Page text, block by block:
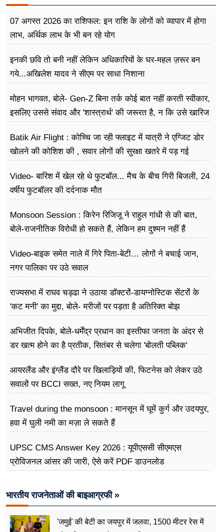
07 अगस्त 2026 का राशिफल: इन राशि के लोगों को व्यापार में होगा
लाभ, अर्थिक लाभ के भी बन रहे योग
इनकी छवि तो बनी नहीं लेकिन अधिकारियों के घर-महल ज़रूर बन
गये...अखिलेश यादव ने सीएम पर साधा​ निशाना
मोहन भागवत, बोले- Gen-Z बिना तर्क कोई बात नहीं करती स्वीकार,
इसलिए उससे संवाद और 'शास्त्रार्थ' की जरूरत है, न कि उसे खारिज
Batik Air Flight : कोच्चि जा रही फ्लाइट में यात्री ने एग्जिट डोर
खोलने की कोशिश की , सवार लोगों की सुरक्षा खतरे में पड़ गई
Video- बारिश में खेल रहे थे फुटबॉल... मैच के बीच गिरी बिजली, 24
वर्षीय फुटबॉलर की दर्दनाक मौत
Monsoon Session : किरेन रिजिजू ने राहुल गांधी से की बात,
बोले-राजनीतिक विरोधी हो सकते हैं, लेकिन हम दुश्मन नहीं हैं
Video-बाइक समेत नाले में गिरे पिता-बेटी… लोगों ने बचाई जान,
नगर पालिका पर उठे सवाल
राज्यसभा में राघव चड्ढा ने उठाया डॉक्टरों-डायग्नोस्टिक सेंटरों के
'कट मनी' का मुद्दा, बोले- मरीजों पर पड़ता है अ​तिरिक्त बोझ
अभिजीत दिपके, बोले-धर्मेंद्र प्रधान का इस्तीफा जनता के अंदर से
डर खत्म होने का है प्रतीक, सितंबर से चलेगा 'बोलती पब्लिक'
आयरलैंड और इंग्लैंड दौरे पर खिलाड़ियों की, फिटनेस को लेकर उठे
सवालों पर BCCI सख्त, नए नियम लागू
Travel during the monsoon : मानसून में घूमें कुर्ग और उदयपुर,
हवा में घुली नमी का मज़ा ले सकते हैं
UPSC CMS Answer Key 2026 : यूपीएससी सीएमएस
प्रोविजनल आंसर की जारी, ऐसे करें PDF डाउनलोड
भारतीय राजनेताओं की बाइआग्रफी »
'जमुई' की बेटी का जयपुर में जलवा, 1500 मीटर रेस में